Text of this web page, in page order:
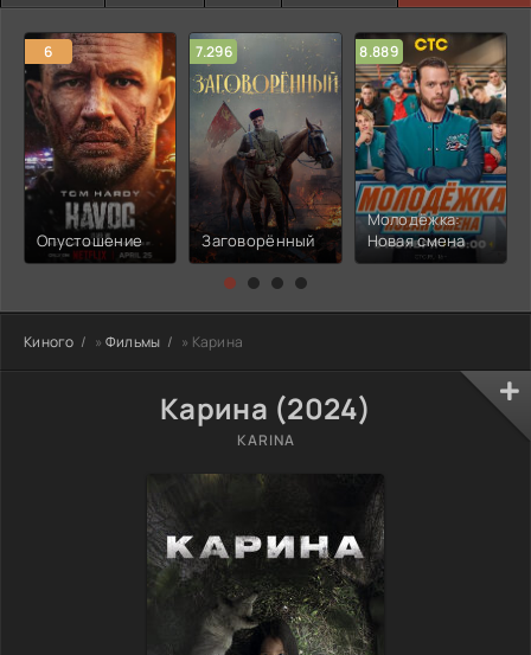
6
Опустошение
7.296
Заговорённый
8.889
Молодёжка:
Новая смена
Киного » Фильмы » Карина
Карина (2024)
KARINA